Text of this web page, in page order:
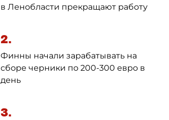
в Ленобласти прекращают работу
2.
Финны начали зарабатывать на
сборе черники по 200-300 евро в
день
3.